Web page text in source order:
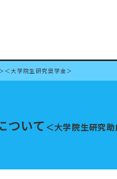
＜大学院生研究奨学金＞
ついて＜大学院生研究